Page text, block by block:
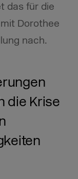
das für die
Dorothee
nach.
die Krise